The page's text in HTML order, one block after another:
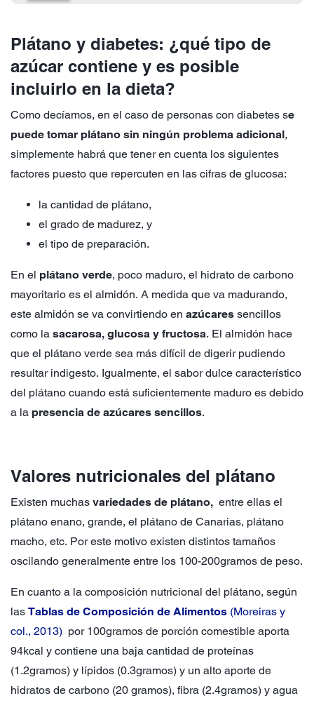
Plátano y diabetes: ¿qué tipo de
azúcar contiene y es posible
incluirlo en la dieta?
Como decíamos, en el caso de personas con diabetes se
puede tomar plátano sin ningún problema adicional,
simplemente habrá que tener en cuenta los siguientes
factores puesto que repercuten en las cifras de glucosa:
la cantidad de plátano,
el grado de madurez, y
el tipo de preparación.
En el plátano verde, poco maduro, el hidrato de carbono
mayoritario es el almidón. A medida que va madurando,
este almidón se va convirtiendo en azúcares sencillos
como la sacarosa, glucosa y fructosa. El almidón hace
que el plátano verde sea más difícil de digerir pudiendo
resultar indigesto. Igualmente, el sabor dulce característico
del plátano cuando está suficientemente maduro es debido
a la presencia de azúcares sencillos.
Valores nutricionales del plátano
Existen muchas variedades de plátano, entre ellas el
plátano enano, grande, el plátano de Canarias, plátano
macho, etc. Por este motivo existen distintos tamaños
oscilando generalmente entre los 100-200gramos de peso.
En cuanto a la composición nutricional del plátano, según
las Tablas de Composición de Alimentos (Moreiras y
col., 2013) por 100gramos de porción comestible aporta
94kcal y contiene una baja cantidad de proteínas
(1.2gramos) y lípidos (0.3gramos) y un alto aporte de
hidratos de carbono (20 gramos), fibra (2.4gramos) y agua